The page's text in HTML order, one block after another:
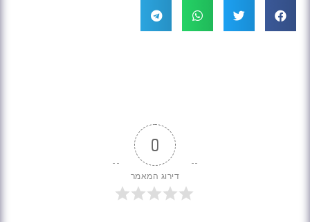
0
דירוג המאמר